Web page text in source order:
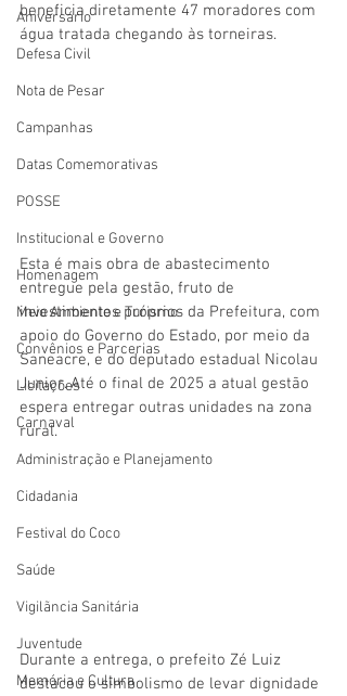
Aniversário
Defesa Civil
Nota de Pesar
Campanhas
Datas Comemorativas
POSSE
Institucional e Governo
Homenagem
Meio Ambiente e Turismo
Convênios e Parcerias
Licitações
Carnaval
Administração e Planejamento
Cidadania
Festival do Coco
Saúde
Vigilãncia Sanitária
Juventude
Memória e Cultura
beneficia diretamente 47 moradores com
água tratada chegando às torneiras.
Esta é mais obra de abastecimento
entregue pela gestão, fruto de
investimentos próprios da Prefeitura, com
apoio do Governo do Estado, por meio da
Saneacre, e do deputado estadual Nicolau
Junior. Até o final de 2025 a atual gestão
espera entregar outras unidades na zona
rural.
Durante a entrega, o prefeito Zé Luiz
destacou o simbolismo de levar dignidade